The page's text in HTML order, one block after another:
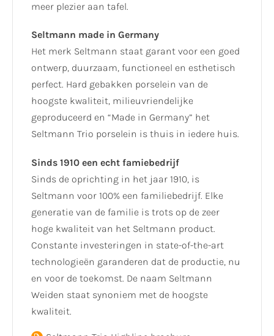
meer plezier aan tafel.
Seltmann made in Germany
Het merk Seltmann staat garant voor een goed
ontwerp, duurzaam, functioneel en esthetisch
perfect. Hard gebakken porselein van de
hoogste kwaliteit, milieuvriendelijke
geproduceerd en “Made in Germany” het
Seltmann Trio porselein is thuis in iedere huis.
Sinds 1910 een echt famiebedrijf
Sinds de oprichting in het jaar 1910, is
Seltmann voor 100% een familiebedrijf. Elke
generatie van de familie is trots op de zeer
hoge kwaliteit van het Seltmann product.
Constante investeringen in state-of-the-art
technologieën garanderen dat de productie, nu
en voor de toekomst. De naam Seltmann
Weiden staat synoniem met de hoogste
kwaliteit.